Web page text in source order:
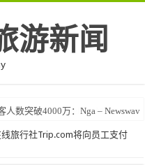
游新闻
数突破4000万：Nga – Newswav
马来西亚 – TravelBiz Monitor
旅行社Trip.com将向员工支付